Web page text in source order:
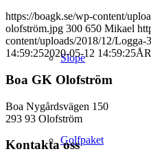
Slope
Golfpaket
https://boagk.se/wp-content/
olofström.jpg 300 650 Mikael
content/uploads/2018/12/Logga-
14:59:252020-05-12 14:59:25
Boa GK Olofström
Boa Nygårdsvägen 150
293 93 Olofström
Kontakta oss